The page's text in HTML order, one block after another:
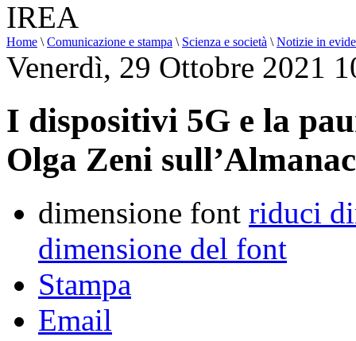
Home \ Comunicazione e stampa \ Scienza e società \ Notizie in
Venerdì, 29 Ottobre 2021
I dispositivi 5G e la
Olga Zeni
dimensione font riduci
dimensione del font
Stampa
Email